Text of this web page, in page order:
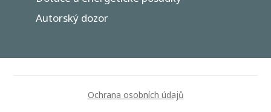
Autorský dozor
Ochrana osobních údajů